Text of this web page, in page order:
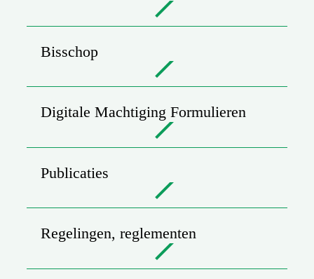
Bisschop
Digitale Machtiging Formulieren
Publicaties
Regelingen, reglementen